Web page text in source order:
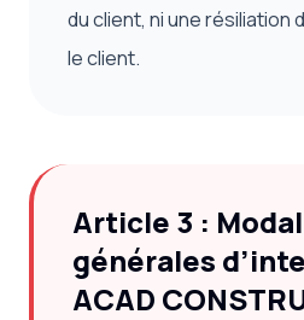
du client, ni une résiliation
le client.
Article 3 :
générales
ACAD